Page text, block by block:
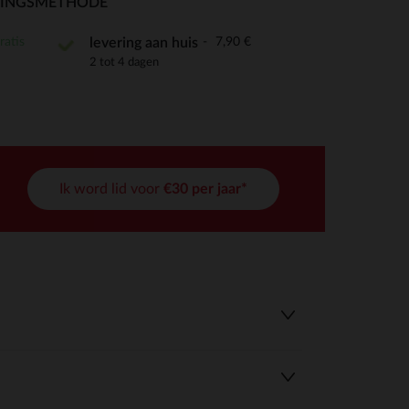
aan te passen en te beheren, en zorgt ervoor dat aan
levering aan huis 7,90 €
2 tot 4 dagen
Ik word lid voor €30 per jaar*